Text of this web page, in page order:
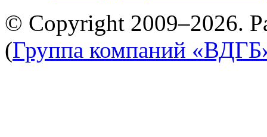
© Copyright 2009–2026.
(Группа компаний